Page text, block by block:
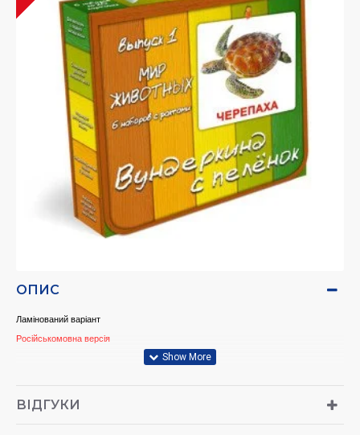
ОПИС
Ламінований варіант
Російськомовна версія
ВІДГУКИ